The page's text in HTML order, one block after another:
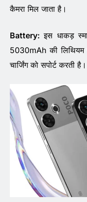
कैमरा मिल जाता है।
Battery: इस धाकड़
5030mAh की लिथियम
चार्जिंग को सपोर्ट करती है।